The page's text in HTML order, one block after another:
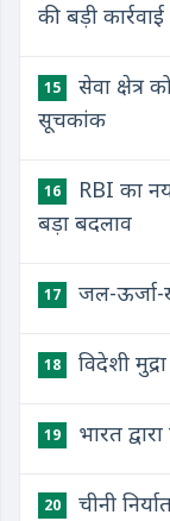
की बड़ी कार्रवाई
15
सेवा क्षेत्र
सूचकांक
16
RBI का
बड़ा बदलाव
17 जल-ऊर्जा-
18 विदेशी
19 भारत
20
चीनी